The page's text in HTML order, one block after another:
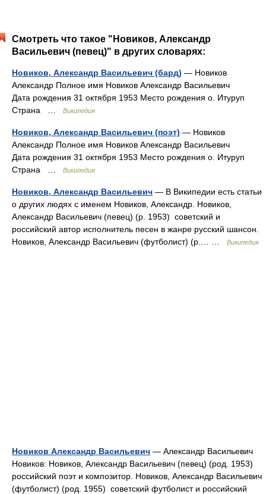
Смотреть что такое "Новиков, Александр
Васильевич (певец)" в других словарях:
Новиков, Александр Васильевич (бард) — Новиков
Александр Полное имя Новиков Александр Васильевич
Дата рождения 31 октября 1953 Место рождения о. Итуруп
Страна …
Википедия
Новиков, Александр Васильевич (поэт) — Новиков
Александр Полное имя Новиков Александр Васильевич
Дата рождения 31 октября 1953 Место рождения о. Итуруп
Страна …
Википедия
Новиков, Александр Васильевич — В Википедии есть статьи
о других людях с именем Новиков, Александр. Новиков,
Александр Васильевич (певец) (р. 1953) советский и
российский автор исполнитель песен в жанре русский шансон.
Новиков, Александр Васильевич (футболист) (р.… …
Википедия
Новиков Александр Васильевич — Александр Васильевич
Новиков: Новиков, Александр Васильевич (певец) (род. 1953)
российский поэт и композитор. Новиков, Александр Васильевич
(футболист) (род. 1955) советский футболист и российский